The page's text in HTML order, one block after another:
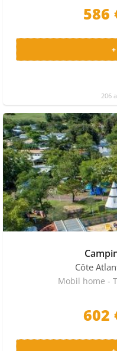
586
206
Côte
Mobil home -
602